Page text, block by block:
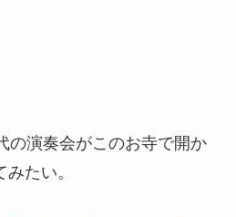
の演奏会がこのお寺で開か
たい。